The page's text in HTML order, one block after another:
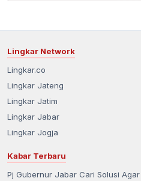
Lingkar Network
Lingkar.co
Lingkar Jateng
Lingkar Jatim
Lingkar Jabar
Lingkar Jogja
Kabar Terbaru
Pj Gubernur Jabar Cari Solusi